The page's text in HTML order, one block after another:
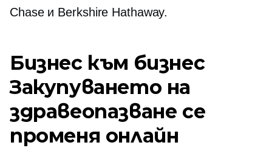
Chase и Berkshire Hathaway.
Бизнес към бизнес
Закупуването на
здравеопазване се
променя онлайн